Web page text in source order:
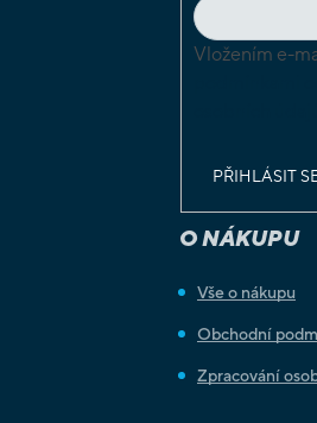
Vložením e-
PŘIHLÁSIT
O NÁKUPU
Vše o nákupu
Obchodní
Zpracování